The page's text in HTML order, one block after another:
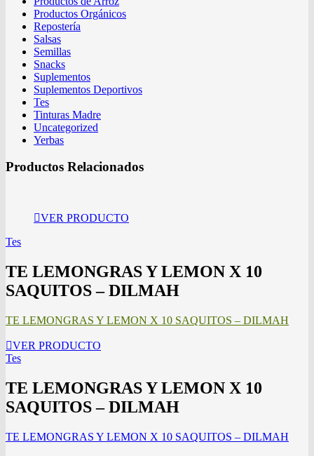
Productos Orgánicos
Repostería
Salsas
Semillas
Snacks
Suplementos
Suplementos Deportivos
Tes
Tinturas Madre
Uncategorized
Yerbas
Productos Relacionados
VER PRODUCTO
Tes
TE LEMONGRAS Y LEMON X 10
SAQUITOS – DILMAH
TE LEMONGRAS Y LEMON X 10 SAQUITOS – DILMAH
VER PRODUCTO
Tes
TE LEMONGRAS Y LEMON X 10
SAQUITOS – DILMAH
TE LEMONGRAS Y LEMON X 10 SAQUITOS – DILMAH